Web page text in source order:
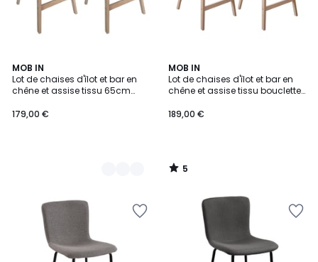
MOB IN
Lot de chaises d'îlot et bar en
chêne et assise tissu 65cm
179,00 €
2
Couleurs
MOB IN
Lot de chaises d'îlot et bar en
chêne et assise tissu bouclette
189,00 €
5
/
5
5
/